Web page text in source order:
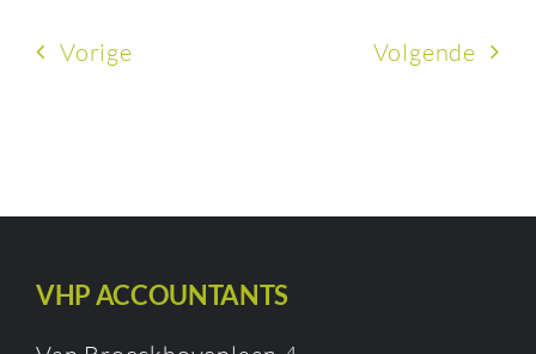
Vorige Volgende
VHP ACCOUNTANTS